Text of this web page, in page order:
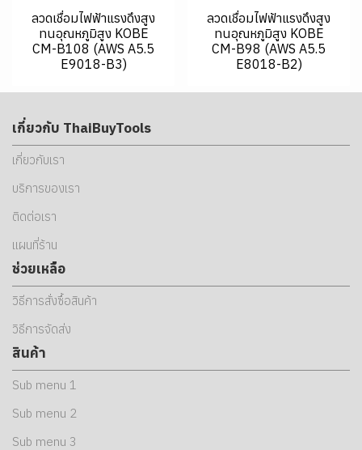
ลวดเชื่อมไฟฟ้าแรงดึงสูง
ทนอุณหภูมิสูง KOBE
CM-B108 (AWS A5.5
E9018-B3)
ลวดเชื่อมไฟฟ้าแรงดึงสูง
ทนอุณหภูมิสูง KOBE
CM-B98 (AWS A5.5
E8018-B2)
เกี่ยวกับ ThaiBuyTools
เกี่ยวกับเรา
บริการของเรา
ติดต่อเรา
แผนที่ร้าน
ช่วยเหลือ
วิธีการสั่งซื้อสินค้า
วิธีการจัดส่ง
สินค้า
Sub menu 1
Sub menu 2
Sub menu 3